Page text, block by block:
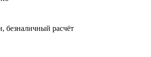
безналичный расчёт